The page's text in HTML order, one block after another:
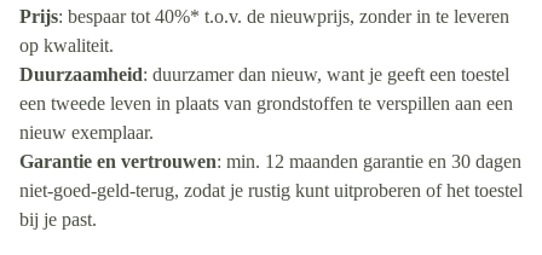
Prijs: bespaar tot 40%* t.o.v. de nieuwprijs, zonder in te leveren
op kwaliteit.
Duurzaamheid: duurzamer dan nieuw, want je geeft een toestel
een tweede leven in plaats van grondstoffen te verspillen aan een
nieuw exemplaar.
Garantie en vertrouwen: min. 12 maanden garantie en 30 dagen
niet-goed-geld-terug, zodat je rustig kunt uitproberen of het toestel
bij je past.